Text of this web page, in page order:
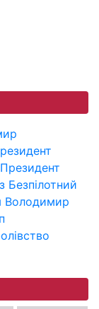
Президент
Безпілотний
Володимир